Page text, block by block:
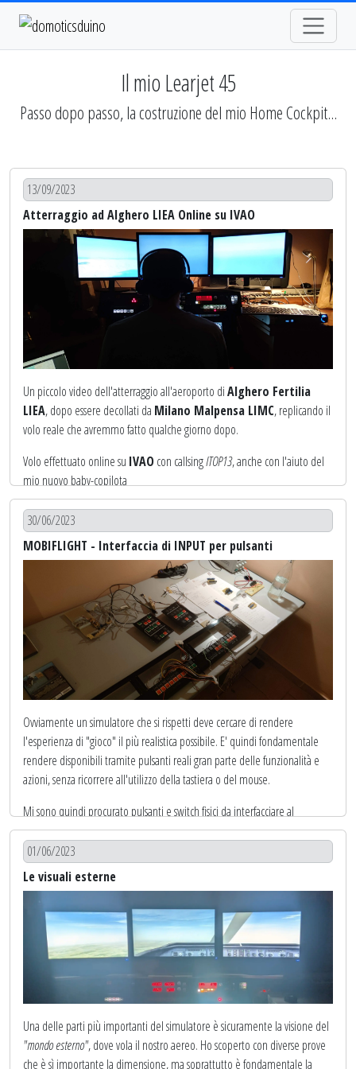
Il mio Learjet 45
Passo dopo passo, la costruzione del mio Home Cockpit...
13/09/2023
Atterraggio ad Alghero LIEA Online su IVAO
Un piccolo video dell'atterraggio all'aeroporto diAlghero Fertilia
LIEA, dopo essere decollati da Milano Malpensa LIMC, replicando il
volo reale che avremmo fatto qualche giorno dopo.
Volo effettuato online su IVAO con callsingITOP13, anche con l'aiuto del
mio nuovo baby-copilota
30/06/2023
MOBIFLIGHT - Interfaccia di INPUT per pulsanti
Ovviamente un simulatore che si rispetti deve cercare di rendere
l'esperienza di "gioco" il più realistica possibile. E' quindi fondamentale
rendere disponibili tramite pulsanti reali gran parte delle funzionalità e
azioni, senza ricorrere all'utilizzo della tastiera o del mouse.
Mi sono quindi procurato pulsanti e switch fisici da interfacciare al
simulatore per attivarele funzionalità non implementate dai pannelli
logitech(ex
Questo particolare modello è comodo perchè ha anche un led
limito al pulsante
01/06/2023
Le visuali esterne
Una delle parti più importanti del simulatore è sicuramente la visione del
"mondo esterno", dove vola il nostro aereo. Ho scoperto con diverse prove
che è sì importante la dimensione, ma soprattutto è fondamentale la